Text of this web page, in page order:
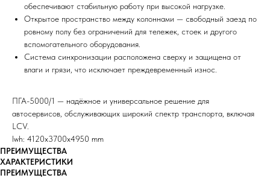
обеспечивают стабильную работу при высокой нагрузке.
Открытое пространство между колоннами — свободный заезд по
ровному полу без ограничений для тележек, стоек и другого
вспомогательного оборудования.
Система синхронизации расположена сверху и защищена от
влаги и грязи, что исключает преждевременный износ.
ПГА-5000/1 — надёжное и универсальное решение для
автосервисов, обслуживающих широкий спектр транспорта, включая
LCV.
lwh: 4120x3700x4950 mm
ПРЕИМУЩЕСТВА
ХАРАКТЕРИСТИКИ
ПРЕИМУЩЕСТВА